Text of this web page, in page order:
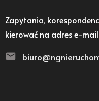
Zapytania,
kierować na adres e-